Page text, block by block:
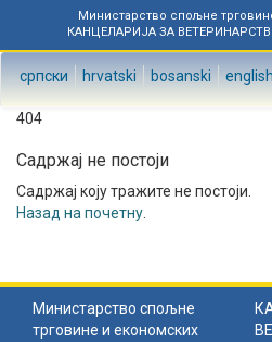
Министарство спољне
КАНЦЕЛАРИЈА ЗА
српски hrvatski bosanski english
404
Садржај не постоји
Садржај коју тражите не постоји.
Назад на почетну
Министарство спољне
трговине и економских